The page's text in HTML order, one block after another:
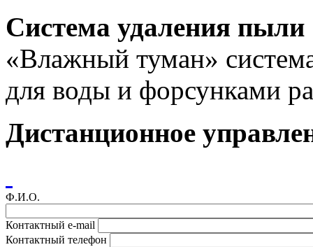
Система удаления пыли
«Влажный туман»
для воды и форсунками
Дистанционное
Ф.И.О.
Контактный e-mail
Контактный телефон